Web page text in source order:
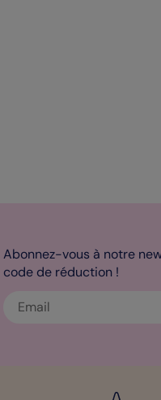
Abonnez-vous à notre
code de réduction !